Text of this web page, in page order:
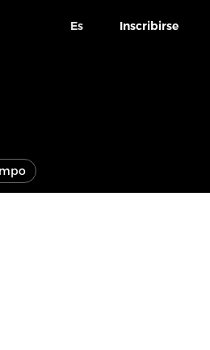
Es Inscribirse